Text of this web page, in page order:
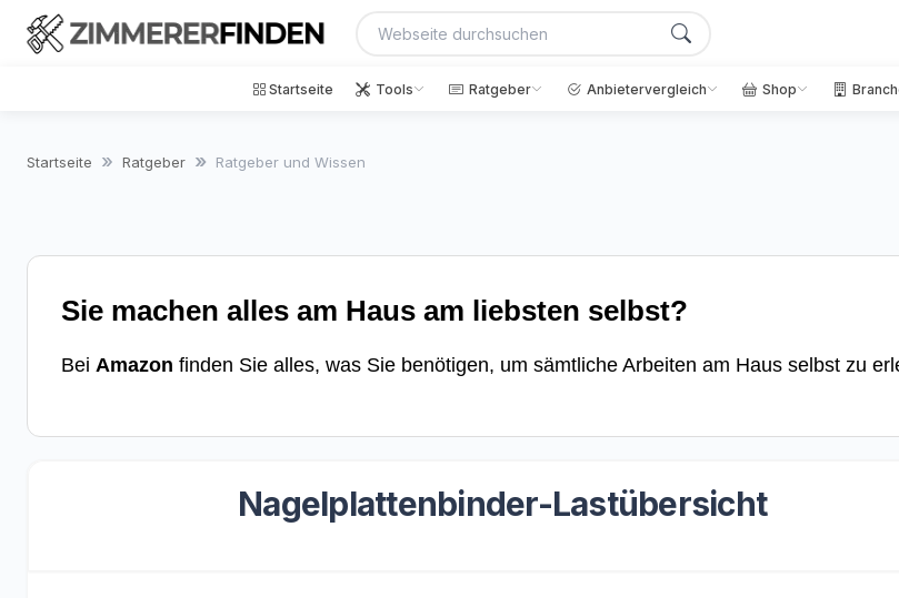
Startseite Tools Ratgeber Anbietervergleich Shop
Startseite Ratgeber Ratgeber und Wissen
Sie machen alles am Haus am liebsten selbst?
Bei Amazon finden Sie alles, was Sie benötigen, um sämtliche Arbeiten am Haus selbst zu
Nagelplattenbinder-Lastübersicht